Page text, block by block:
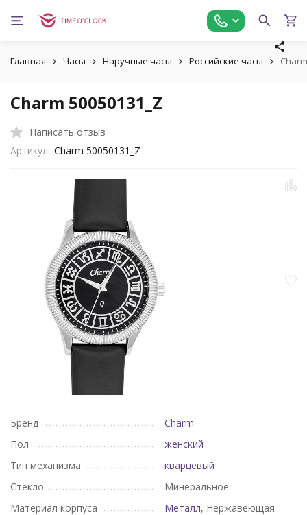
Главная Часы Наручные часы Российские часы
Charm 50050131_Z
Написать отзыв
Артикул: Charm 50050131_Z
Бренд
Charm
Пол
женский
Тип механизма
кварцевый
Стекло
Минеральное
Материал корпуса
Металл, Нержавеющая